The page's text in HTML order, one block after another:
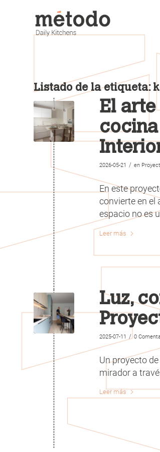
Listado de la etiqueta:
El arte
2026-05-21 / en
En este
convierte en el
espacio no es
Leer más
Luz,
2025-07-11 / 0
Un proyecto
mirador a
Leer más